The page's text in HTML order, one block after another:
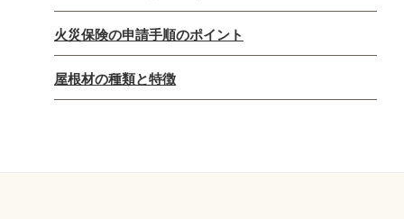
火災保険の申請手順のポイント
屋根材の種類と特徴